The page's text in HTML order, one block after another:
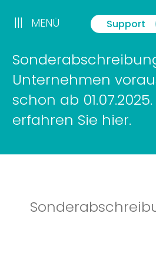
Inhalt
springen
Support
||| MENÜ
Unternehmen
schon ab
erfahren Sie hier.